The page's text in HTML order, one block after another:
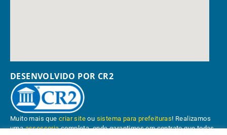
DESENVOLVIDO POR CR2
Muito mais quecriar site ou sistema para prefeituras! Realizamos
umaassessoriacompleta, onde garantimos em contrato que todas